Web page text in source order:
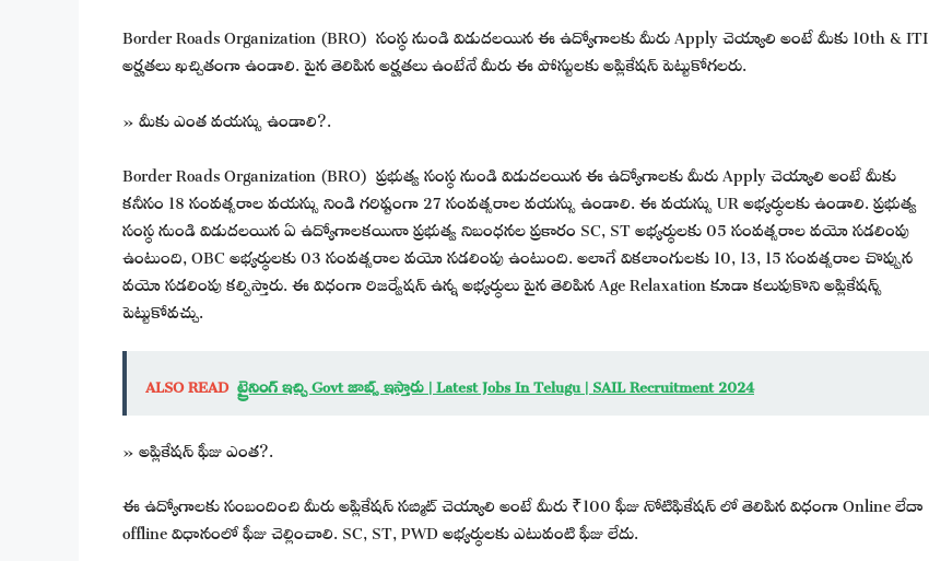
Border Roads Organization (BRO) సంస్థ నుండి విడుదలయిన ఈ ఉద్యోగాలకు మీరు Apply చెయ్యాలి అంటే మీకు 10th & ITI
అర్హతలు ఖచ్చితంగా ఉండాలి. పైన తెలిపిన అర్హతలు ఉంటేనే మీరు ఈ పోస్టులకు అప్లికేషన్ పెట్టుకోగలరు.
» మీకు ఎంత వయస్సు ఉండాలి?.
Border Roads Organization (BRO) ప్రభుత్వ సంస్థ నుండి విడుదలయిన ఈ ఉద్యోగాలకు మీరు Apply చెయ్యాలి అంటే మీకు
కనీసం 18 సంవత్సరాల వయస్సు నిండి గరిష్టంగా 27 సంవత్సరాల వయస్సు ఉండాలి. ఈ వయస్సు UR అభ్యర్థులకు ఉండాలి. ప్రభుత్వ
సంస్థ నుండి విడుదలయిన ఏ ఉద్యోగాలకయినా ప్రభుత్వ నిబంధనల ప్రకారం SC, ST అభ్యర్థులకు 05 సంవత్సరాల వయో సడలింపు
ఉంటుంది, OBC అభ్యర్థులకు 03 సంవత్సరాల వయో సడలింపు ఉంటుంది. అలాగే వికలాంగులకు 10, 13, 15 సంవత్సరాల చొప్పున
వయో సడలింపు కల్పిస్తారు. ఈ విధంగా రిజర్వేషన్ ఉన్న అభ్యర్థులు పైన తెలిపిన Age Relaxation కూడా కలుపుకొని అప్లికేషన్స్
పెట్టుకోవచ్చు.
ALSO READ ట్రైనింగ్ ఇచ్చి Govt జాబ్స్ ఇస్తారు | Latest Jobs In Telugu | SAIL Recruitment 2024
» అప్లికేషన్ ఫీజు ఎంత?.
ఈ ఉద్యోగాలకు సంబందించి మీరు అప్లికేషన్ సబ్మిట్ చెయ్యాలి అంటే మీరు ₹100 ఫీజు నోటిఫికేషన్ లో తెలిపిన విధంగా Online లేదా
offline విధానంలో ఫీజు చెల్లించాలి. SC, ST, PWD అభ్యర్థులకు ఎటువంటి ఫీజు లేదు.